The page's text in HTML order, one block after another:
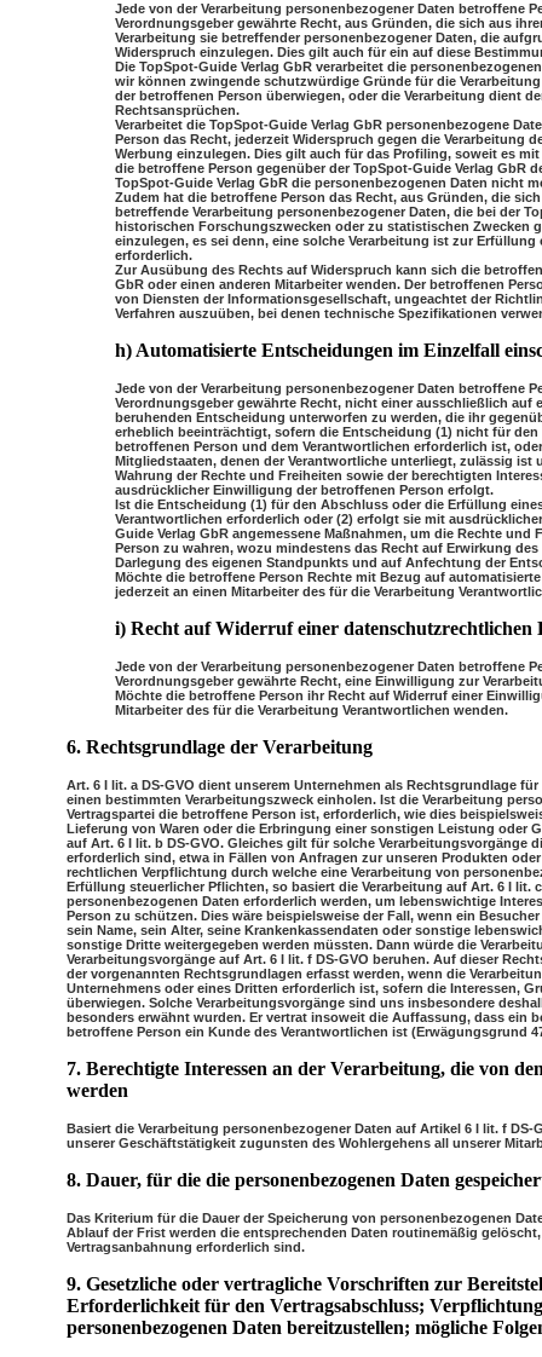
Jede von der Verarbeitung personenbezogener Daten betroffene
Verordnungsgeber gewährte Recht, aus Gründen, die sich aus
Verarbeitung sie betreffender personenbezogener Daten, die
Widerspruch einzulegen. Dies gilt auch für ein auf diese
Die TopSpot-Guide Verlag GbR verarbeitet die
wir können zwingende schutzwürdige Gründe für die
der betroffenen Person überwiegen, oder die Verarbeitung dient
Rechtsansprüchen.
Verarbeitet die TopSpot-Guide Verlag GbR personenbezogene
Person das Recht, jederzeit Widerspruch gegen die Verarbeitung
Werbung einzulegen. Dies gilt auch für das Profiling, soweit es
die betroffene Person gegenüber der TopSpot-Guide Verlag GbR
TopSpot-Guide Verlag GbR die personenbezogenen Daten nicht
Zudem hat die betroffene Person das Recht, aus Gründen, die
betreffende Verarbeitung personenbezogener Daten, die bei der
historischen Forschungszwecken oder zu statistischen Zwecken
einzulegen, es sei denn, eine solche Verarbeitung ist zur
erforderlich.
Zur Ausübung des Rechts auf Widerspruch kann sich die
GbR oder einen anderen Mitarbeiter wenden. Der betroffenen
von Diensten der Informationsgesellschaft, ungeachtet der
Verfahren auszuüben, bei denen technische Spezifikationen
h) Automatisierte Entscheidungen im Einzelfall
Jede von der Verarbeitung personenbezogener Daten betroffene
Verordnungsgeber gewährte Recht, nicht einer ausschließlich
beruhenden Entscheidung unterworfen zu werden, die ihr
erheblich beeinträchtigt, sofern die Entscheidung (1) nicht für
betroffenen Person und dem Verantwortlichen erforderlich ist,
Mitgliedstaaten, denen der Verantwortliche unterliegt, zulässig ist
Wahrung der Rechte und Freiheiten sowie der berechtigten
ausdrücklicher Einwilligung der betroffenen Person erfolgt.
Ist die Entscheidung (1) für den Abschluss oder die Erfüllung
Verantwortlichen erforderlich oder (2) erfolgt sie mit
Guide Verlag GbR angemessene Maßnahmen, um die Rechte
Person zu wahren, wozu mindestens das Recht auf Erwirkung
Darlegung des eigenen Standpunkts und auf Anfechtung der
Möchte die betroffene Person Rechte mit Bezug auf
jederzeit an einen Mitarbeiter des für die Verarbeitung
i) Recht auf Widerruf einer datenschutzrechtlichen
Jede von der Verarbeitung personenbezogener Daten betroffene
Verordnungsgeber gewährte Recht, eine Einwilligung zur
Möchte die betroffene Person ihr Recht auf Widerruf einer
Mitarbeiter des für die Verarbeitung Verantwortlichen wenden.
6. Rechtsgrundlage der Verarbeitung
Art. 6 I lit. a DS-GVO dient unserem Unternehmen als Rechtsgrundlage
einen bestimmten Verarbeitungszweck einholen. Ist die Verarbeitung
Vertragspartei die betroffene Person ist, erforderlich, wie dies
Lieferung von Waren oder die Erbringung einer sonstigen Leistung oder
auf Art. 6 I lit. b DS-GVO. Gleiches gilt für solche Verarbeitungsvorgänge
erforderlich sind, etwa in Fällen von Anfragen zur unseren Produkten
rechtlichen Verpflichtung durch welche eine Verarbeitung von
Erfüllung steuerlicher Pflichten, so basiert die Verarbeitung auf Art. 6 I lit.
personenbezogenen Daten erforderlich werden, um lebenswichtige
Person zu schützen. Dies wäre beispielsweise der Fall, wenn ein
sein Name, sein Alter, seine Krankenkassendaten oder sonstige
sonstige Dritte weitergegeben werden müssten. Dann würde die
Verarbeitungsvorgänge auf Art. 6 I lit. f DS-GVO beruhen. Auf dieser
der vorgenannten Rechtsgrundlagen erfasst werden, wenn die
Unternehmens oder eines Dritten erforderlich ist, sofern die Interessen,
überwiegen. Solche Verarbeitungsvorgänge sind uns insbesondere
besonders erwähnt wurden. Er vertrat insoweit die Auffassung, dass ein
betroffene Person ein Kunde des Verantwortlichen ist (Erwägungsgrund
7. Berechtigte Interessen an der Verarbeitung, die von
werden
Basiert die Verarbeitung personenbezogener Daten auf Artikel 6 I lit. f
unserer Geschäftstätigkeit zugunsten des Wohlergehens all unserer
8. Dauer, für die die personenbezogenen Daten
Das Kriterium für die Dauer der Speicherung von personenbezogenen
Ablauf der Frist werden die entsprechenden Daten routinemäßig
Vertragsanbahnung erforderlich sind.
9. Gesetzliche oder vertragliche Vorschriften zur
Erforderlichkeit für den Vertragsabschluss;
personenbezogenen Daten bereitzustellen; mögliche